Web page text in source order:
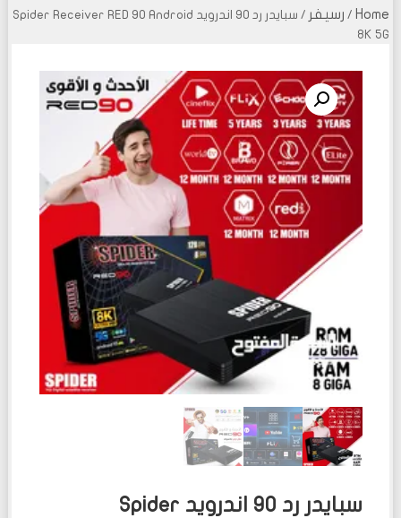
Home
/ رسيفر
/ سبايدر رد 90 اندرويد Spider Receiver RED 90 Android
8K 5G
سبايدر رد 90 اندرويد Spider